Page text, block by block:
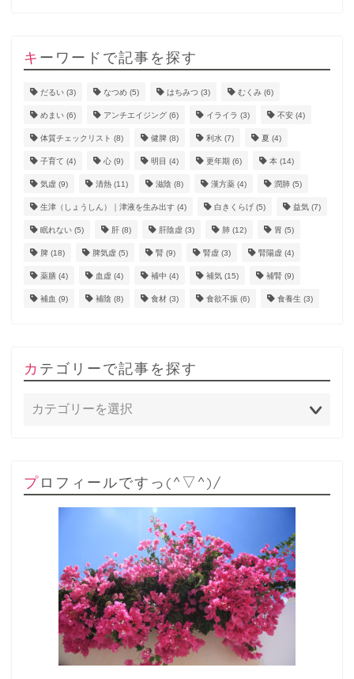
キーワードで記事を探す
だるい (3) なつめ (5) はちみつ (3) むくみ (6)
めまい (6) アンチエイジング (6) イライラ (3) 不安 (4)
体質チェックリスト (8) 健脾 (8) 利水 (7) 夏 (4)
子育て (4) 心 (9) 明目 (4) 更年期 (6) 本 (14)
気虚 (9) 清熱 (11) 滋陰 (8) 漢方薬 (4) 潤肺 (5)
生津（しょうしん）｜津液を生み出す (4) 白きくらげ (5) 益気 (7)
眠れない (5) 肝 (8) 肝陰虚 (3) 肺 (12) 胃 (5)
脾 (18) 脾気虚 (5) 腎 (9) 腎虚 (3) 腎陽虚 (4)
薬膳 (4) 血虚 (4) 補中 (4) 補気 (15) 補腎 (9)
補血 (9) 補陰 (8) 食材 (3) 食欲不振 (6) 食養生 (3)
カテゴリーで記事を探す
プロフィールですっ(^▽^)/